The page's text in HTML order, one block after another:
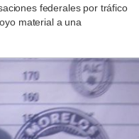
federales por tráfico
material a una